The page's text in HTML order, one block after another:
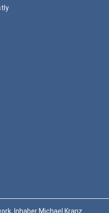
Inhaber Michael Kranz